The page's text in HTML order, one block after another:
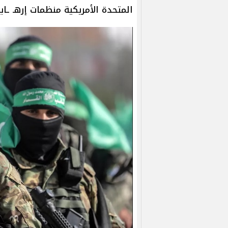
المتحدة الأمريكية منظمات إرهـ